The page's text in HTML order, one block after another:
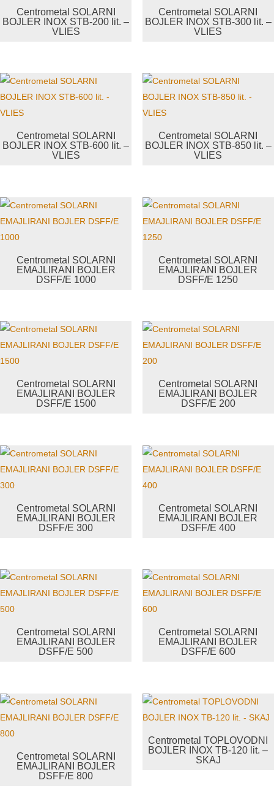
Centrometal SOLARNI
BOJLER INOX STB-200 lit. –
VLIES
Centrometal SOLARNI
BOJLER INOX STB-300 lit. –
VLIES
Centrometal SOLARNI
BOJLER INOX STB-600 lit. –
VLIES
Centrometal SOLARNI
BOJLER INOX STB-850 lit. –
VLIES
Centrometal SOLARNI
EMAJLIRANI BOJLER
DSFF/E 1000
Centrometal SOLARNI
EMAJLIRANI BOJLER
DSFF/E 1250
Centrometal SOLARNI
EMAJLIRANI BOJLER
DSFF/E 1500
Centrometal SOLARNI
EMAJLIRANI BOJLER
DSFF/E 200
Centrometal SOLARNI
EMAJLIRANI BOJLER
DSFF/E 300
Centrometal SOLARNI
EMAJLIRANI BOJLER
DSFF/E 400
Centrometal SOLARNI
EMAJLIRANI BOJLER
DSFF/E 500
Centrometal SOLARNI
EMAJLIRANI BOJLER
DSFF/E 600
Centrometal SOLARNI
EMAJLIRANI BOJLER
DSFF/E 800
Centrometal TOPLOVODNI
BOJLER INOX TB-120 lit. –
SKAJ